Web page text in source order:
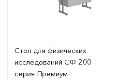
Стол для физических
исследований СФ-200
серия Премиум